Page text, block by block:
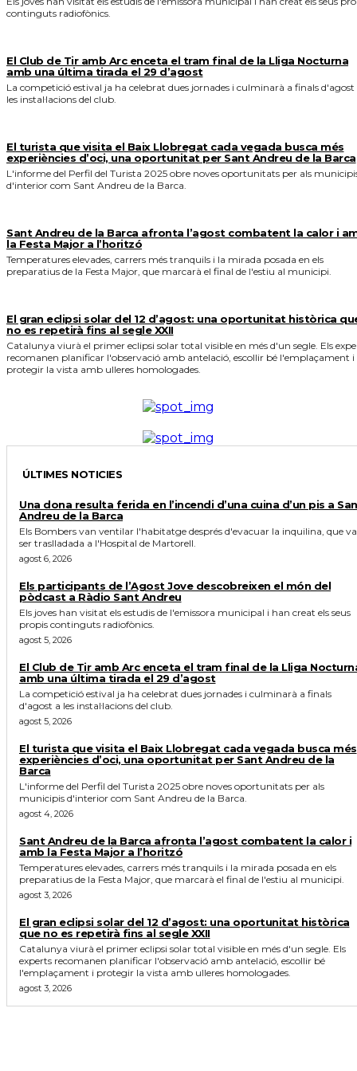
continguts radiofònics.
El Club de Tir amb Arc enceta el tram final de la Lliga Nocturna
amb una última tirada el 29 d’agost
La competició estival ja ha celebrat dues jornades i culminarà a finals d'agost
les instal·lacions del club.
El turista que visita el Baix Llobregat cada vegada busca més
experiències d’oci, una oportunitat per Sant Andreu de la Barca
L'informe del Perfil del Turista 2025 obre noves oportunitats per als
d'interior com Sant Andreu de la Barca.
Sant Andreu de la Barca afronta l’agost combatent la calor i
la Festa Major a l’horitzó
Temperatures elevades, carrers més tranquils i la mirada posada en els
preparatius de la Festa Major, que marcarà el final de l'estiu al municipi.
El gran eclipsi solar del 12 d’agost: una oportunitat històrica
no es repetirà fins al segle XXII
Catalunya viurà el primer eclipsi solar total visible en més d'un segle. Els
recomanen planificar l'observació amb antelació, escollir bé l'emplaçament i
protegir la vista amb ulleres homologades.
ÚLTIMES NOTICIES
Una dona resulta ferida en l’incendi d’una cuina d’un pis a
Andreu de la Barca
Els Bombers van ventilar l'habitatge després d'evacuar la inquilina, que va
ser traslladada a l'Hospital de Martorell.
agost 6, 2026
Els participants de l’Agost Jove descobreixen el món del
pòdcast a Ràdio Sant Andreu
Els joves han visitat els estudis de l'emissora municipal i han creat els seus
propis continguts radiofònics.
agost 5, 2026
El Club de Tir amb Arc enceta el tram final de la Lliga
amb una última tirada el 29 d’agost
La competició estival ja ha celebrat dues jornades i culminarà a finals
d'agost a les instal·lacions del club.
agost 5, 2026
El turista que visita el Baix Llobregat cada vegada busca més
experiències d’oci, una oportunitat per Sant Andreu de la
Barca
L'informe del Perfil del Turista 2025 obre noves oportunitats per als
municipis d'interior com Sant Andreu de la Barca.
agost 4, 2026
Sant Andreu de la Barca afronta l’agost combatent la calor i
amb la Festa Major a l’horitzó
Temperatures elevades, carrers més tranquils i la mirada posada en els
preparatius de la Festa Major, que marcarà el final de l'estiu al municipi.
agost 3, 2026
El gran eclipsi solar del 12 d’agost: una oportunitat històrica
que no es repetirà fins al segle XXII
Catalunya viurà el primer eclipsi solar total visible en més d'un segle. Els
experts recomanen planificar l'observació amb antelació, escollir bé
l'emplaçament i protegir la vista amb ulleres homologades.
agost 3, 2026